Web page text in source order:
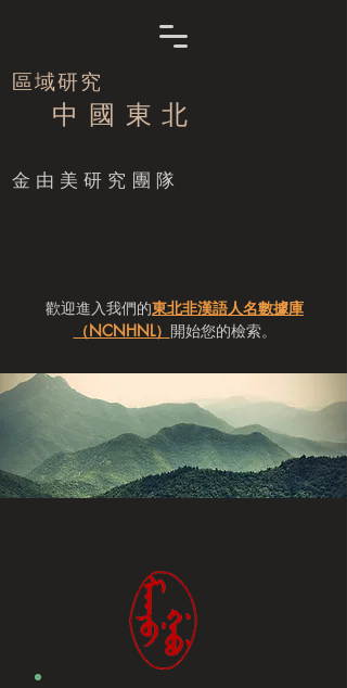
區域研究
中 國 東 北
​金由美研究團隊
歡迎進入我們的東北非漢語人名數據庫
（NCNHNL） 開始您的檢索。